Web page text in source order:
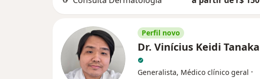
Perfil novo
Dr. Vinícius Keidi Tanaka
Generalista, Médico clínico geral ·